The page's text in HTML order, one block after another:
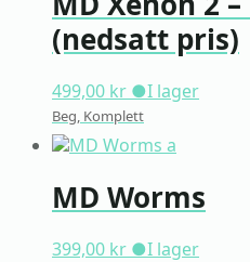
(nedsatt pris)
499,00 kr ●I lager
Beg, Komplett
MD Worms
399,00 kr ●I lager